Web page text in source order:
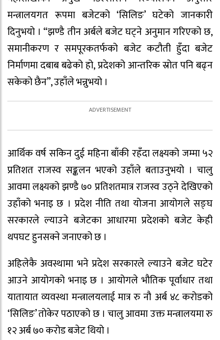
मन्त्रालयगत रूपमा बजेटको ‘सिलिङ’ घटेको जानकारी
दिनुभयो । “झण्डै तीन अर्बले बजेट घट्ने अनुमान गरिएको छ,
समानीकरण र समपूरकतर्फको बजेट कटौती हुँदा बजेट
निर्माणमा दबाब बढेको हो, प्रदेशको आन्तरिक स्रोत पनि बढ्न
सकेको छैन”, उहाँले भन्नुभयो ।
आर्थिक वर्ष सकिन दुई महिना बाँकी रहँदा लक्ष्यको जम्मा ५२
प्रतिशत राजस्व सङ्कलन भएको उहाँले बताउनुभयो । चालु
आवमा लक्ष्यको झण्डै ७० प्रतिशतमात्र राजस्व उठ्ने देखिएको
उहाँको भनाइ छ । प्रदेश नीति तथा योजना आयोगले सङ्घ
सरकारले ल्याउने बजेटका आधारमा प्रदेशको बजेट केही
थपघट हुनसक्ने जनाएको छ ।
अहिलेकै अवस्थामा भने प्रदेश सरकारले ल्याउने बजेट घटेर
आउने आयोगको भनाइ छ । आयोगले भौतिक पूर्वाधार तथा
यातायात व्यवस्था मन्त्रालयलाई मात्र रु नौ अर्ब ४८ करोडको
‘सिलिङ’ तोकेर पठाएको छ । चालु आवमा उक्त मन्त्रालयमा रु
१२ अर्ब ७० करोड बजेट थियो ।